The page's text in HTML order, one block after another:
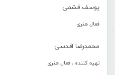
یوسف قشمی
فعال هنری
محمدرضا اقدسی
تهیه کننده ، فعال هنری